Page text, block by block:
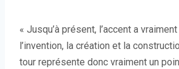
« Jusqu’à présent, l’accent a
l’invention, la création et la
tour représente donc vraiment un